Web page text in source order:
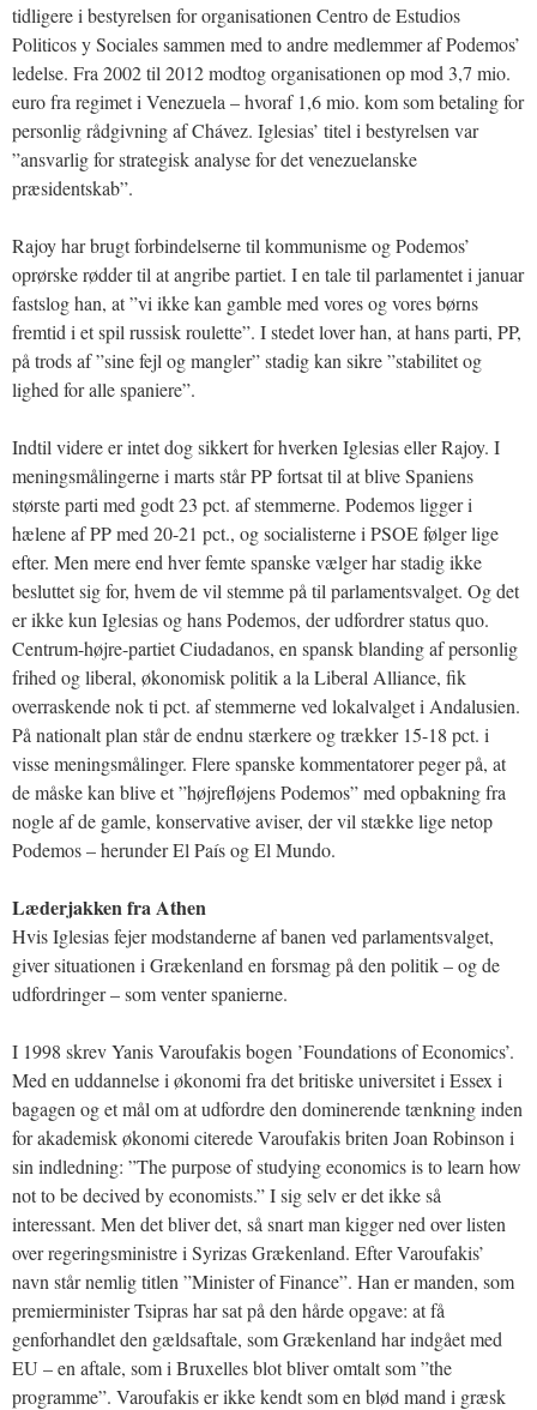
tidligere i bestyrelsen for organisationen Centro de Estudios
Politicos y Sociales sammen med to andre medlemmer af Podemos’
ledelse. Fra 2002 til 2012 modtog organisationen op mod 3,7 mio.
euro fra regimet i Venezuela – hvoraf 1,6 mio. kom som betaling for
personlig rådgivning af Chávez. Iglesias’ titel i bestyrelsen var
”ansvarlig for strategisk analyse for det venezuelanske
præsidentskab”.
Rajoy har brugt forbindelserne til kommunisme og Podemos’
oprørske rødder til at angribe partiet. I en tale til parlamentet i januar
fastslog han, at ”vi ikke kan gamble med vores og vores børns
fremtid i et spil russisk roulette”. I stedet lover han, at hans parti, PP,
på trods af ”sine fejl og mangler” stadig kan sikre ”stabilitet og
lighed for alle spaniere”.
Indtil videre er intet dog sikkert for hverken Iglesias eller Rajoy. I
meningsmålingerne i marts står PP fortsat til at blive Spaniens
største parti med godt 23 pct. af stemmerne. Podemos ligger i
hælene af PP med 20-21 pct., og socialisterne i PSOE følger lige
efter. Men mere end hver femte spanske vælger har stadig ikke
besluttet sig for, hvem de vil stemme på til parlamentsvalget. Og det
er ikke kun Iglesias og hans Podemos, der udfordrer status quo.
Centrum-højre-partiet Ciudadanos, en spansk blanding af personlig
frihed og liberal, økonomisk politik a la Liberal Alliance, fik
overraskende nok ti pct. af stemmerne ved lokalvalget i Andalusien.
På nationalt plan står de endnu stærkere og trækker 15-18 pct. i
visse meningsmålinger. Flere spanske kommentatorer peger på, at
de måske kan blive et ”højrefløjens Podemos” med opbakning fra
nogle af de gamle, konservative aviser, der vil stække lige netop
Podemos – herunder El País og El Mundo.
Læderjakken fra Athen
Hvis Iglesias fejer modstanderne af banen ved parlamentsvalget,
giver situationen i Grækenland en forsmag på den politik – og de
udfordringer – som venter spanierne.
I 1998 skrev Yanis Varoufakis bogen ’Foundations of Economics’.
Med en uddannelse i økonomi fra det britiske universitet i Essex i
bagagen og et mål om at udfordre den dominerende tænkning inden
for akademisk økonomi citerede Varoufakis briten Joan Robinson i
sin indledning: ”The purpose of studying economics is to learn how
not to be decived by economists.” I sig selv er det ikke så
interessant. Men det bliver det, så snart man kigger ned over listen
over regeringsministre i Syrizas Grækenland. Efter Varoufakis’
navn står nemlig titlen ”Minister of Finance”. Han er manden, som
premierminister Tsipras har sat på den hårde opgave: at få
genforhandlet den gældsaftale, som Grækenland har indgået med
EU – en aftale, som i Bruxelles blot bliver omtalt som ”the
programme”. Varoufakis er ikke kendt som en blød mand i græsk